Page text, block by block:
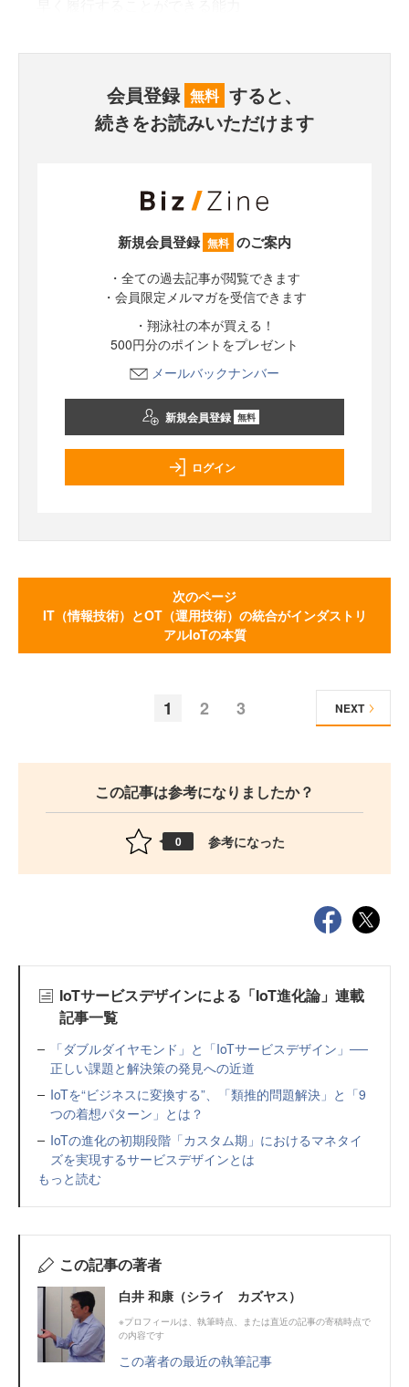
会員登録 無料 すると、
続きをお読みいただけます
新規会員登録 無料 のご案内
・全ての過去記事が閲覧できます
・会員限定メルマガを受信できます
・翔泳社の本が買える！
500円分のポイントをプレゼント
メールバックナンバー
新規会員登録 無料
ログイン
次のページ
IT（情報技術）とOT（運用技術）の統合がインダストリ
アルIoTの本質
1 2 3 NEXT
この記事は参考になりましたか？
0 参考になった
IoTサービスデザインによる「IoT進化論」連載
記事一覧
「ダブルダイヤモンド」と「IoTサービスデザイン」──
正しい課題と解決策の発見への近道
IoTを“ビジネスに変換する”、「類推的問題解決」と「9
つの着想パターン」とは？
IoTの進化の初期段階「カスタム期」におけるマネタイ
ズを実現するサービスデザインとは
もっと読む
この記事の著者
白井 和康（シライ カズヤス）
※プロフィールは、執筆時点、または直近の記事の寄稿時点で
の内容です
この著者の最近の執筆記事